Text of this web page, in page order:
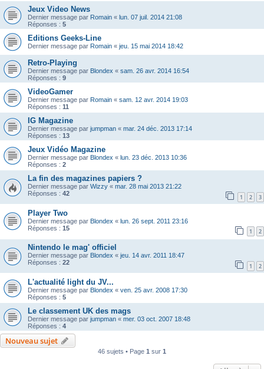
Jeux Video News
Dernier message par Romain « lun. 07 juil. 2014 21:08
Réponses : 5
Editions Geeks-Line
Dernier message par Romain « jeu. 15 mai 2014 18:42
Retro-Playing
Dernier message par Blondex « sam. 26 avr. 2014 16:54
Réponses : 9
VideoGamer
Dernier message par Romain « sam. 12 avr. 2014 19:03
Réponses : 11
IG Magazine
Dernier message par jumpman « mar. 24 déc. 2013 17:14
Réponses : 13
Jeux Vidéo Magazine
Dernier message par Blondex « lun. 23 déc. 2013 10:36
Réponses : 2
La fin des magazines papiers ?
Dernier message par Wizzy « mar. 28 mai 2013 21:22
Réponses : 42 1 2 3
Player Two
Dernier message par Blondex « lun. 26 sept. 2011 23:16
Réponses : 15 1 2
Nintendo le mag' officiel
Dernier message par Blondex « jeu. 14 avr. 2011 18:47
Réponses : 22 1 2
L'actualité light du JV...
Dernier message par Blondex « ven. 25 avr. 2008 17:30
Réponses : 5
Le classement UK des mags
Dernier message par jumpman « mer. 03 oct. 2007 18:48
Réponses : 4
Nouveau sujet
46 sujets • Page 1 sur 1